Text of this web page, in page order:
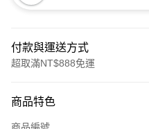
付款與運送方式
超取滿NT$888免運
信用卡一次付款
商品特色